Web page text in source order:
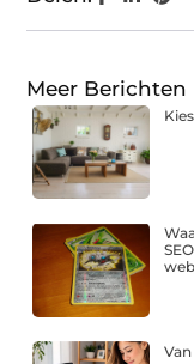
Meer Berichten